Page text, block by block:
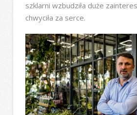
szklarni wzbudziła duże
chwyciła za serce.